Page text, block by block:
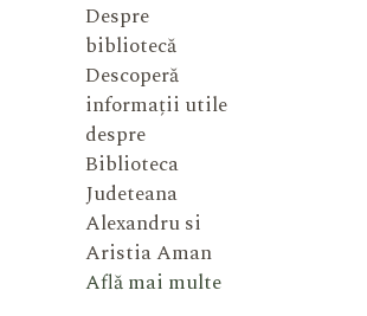
Despre
bibliotecă
Descoperă
informații utile
despre
Biblioteca
Judeteana
Alexandru si
Aristia Aman
Află mai multe